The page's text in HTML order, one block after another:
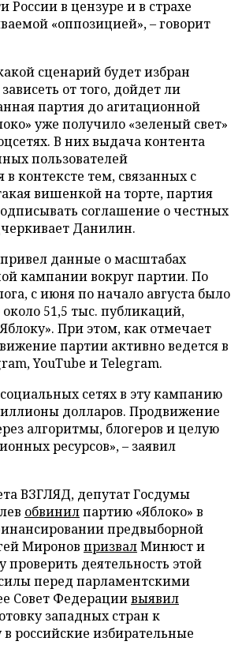
России в цензуре и в страхе
«оппозицией», – говорит
сценарий будет избран
от того, дойдет ли
партия до агитационной
уже получило «зеленый свет»
В них выдача контента
пользователей
в контексте тем, связанных с
вишенкой на торте, партия
соглашение о честных
Данилин.
данные о масштабах
кампании вокруг партии. По
с июня по начало августа было
51,5 тыс. публикаций,
При этом, как отмечает
партии активно ведется в
YouTube и Telegram.
сетях в эту кампанию
долларов. Продвижение
алгоритмы, блогеров и целую
ресурсов», – заявил
ВЗГЛЯД, депутат Госдумы
обвинилпартию «Яблоко» в
предвыборной
Миронов призвалМинюст и
проверить деятельность этой
перед парламентскими
Совет Федерациивыявил
западных стран к
российские избирательные